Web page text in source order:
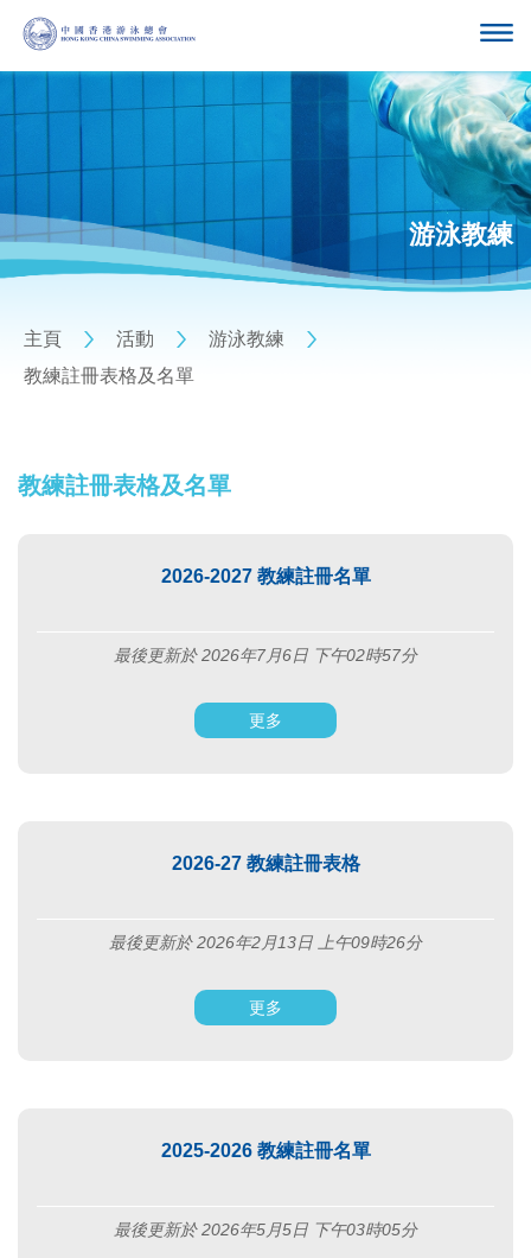
游泳教練
主頁 活動
游泳教練
教練註冊表格及名單
教練註冊表格及名單
2026-2027 教練註冊名單
最後更新於 2026年7月6日 下午02時57分
更多
2026-27 教練註冊表格
最後更新於 2026年2月13日 上午09時26分
更多
2025-2026 教練註冊名單
最後更新於 2026年5月5日 下午03時05分